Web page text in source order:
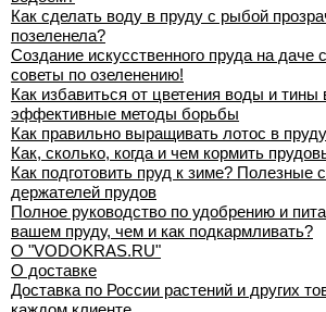
Как сделать воду в пруду с рыбой
позеленела?
Создание искусственного пруда на даче
советы по озеленению!
Как избавиться от цветения воды и
эффективные методы борьбы
Как правильно выращивать лотос в
Как, сколько, когда и чем кормить
Как подготовить пруд к зиме? Полезные
держателей прудов
Полное руководство по удобрению и
вашем пруду, чем и как подкармливать?
О "VODOKRAS.RU"
О доставке
Доставка по России растений и других